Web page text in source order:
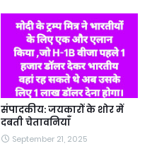
संपादकीय: जयकारों के शोर में
दबती चेतावनियाँ
September 21, 2025